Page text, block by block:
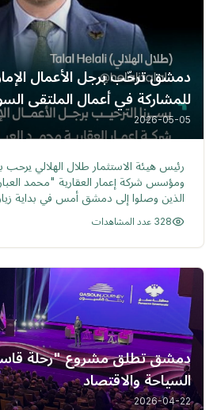
دمشق ترحّب برجل الأعمال
للمشاركة في أعمال الملتقى
2026-05-05
رئيس هيئة الاستثمار طلال الهلالي يرحب
ومؤسس شركة إعمار العقارية "محمد
الذين وصلوا إلى دمشق أمس في بداية
الأول.
328 عدد المشاهدات
دمشق تطلق مشروع "رحلة
السياحة والاقتصاد
2026-04-22